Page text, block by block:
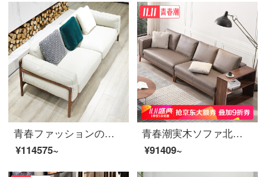
青春ファッションの本革ソファーの黒胡桃の木の実木ソファ北欧の小型ソファーのリビングルームの三人のソファーの三人席（2.1 m）
¥114575~
青春潮実木ソファ北米黒胡桃木大戸型別荘家具カバーソファ新中国式簡単約4人の直列ソファシングル手すり4人がお茶台（2.9 m）を持っています。
¥91409~